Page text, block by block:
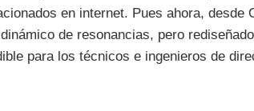
en internet. Pues ahora, desde
de resonancias, pero
para los técnicos e ingenieros de